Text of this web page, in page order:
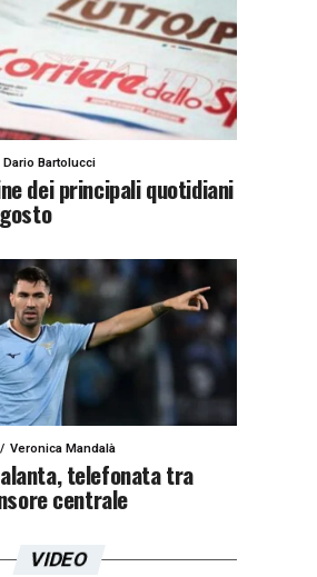
Dario Bartolucci
dei principali quotidiani
Veronica Mandalà
telefonata tra
centrale
VIDEO